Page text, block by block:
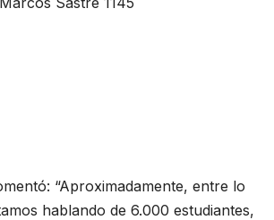
“Aproximadamente, entre lo
hablando de 6.000 estudiantes,